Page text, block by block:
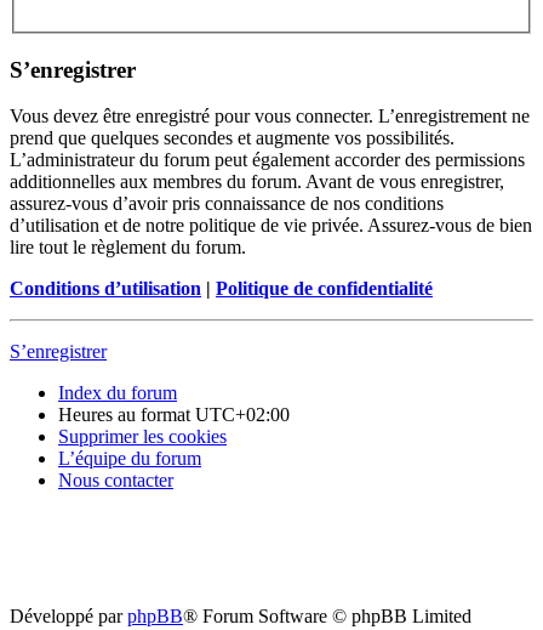
S’enregistrer
Vous devez être enregistré pour vous connecter. L’enregistrement ne
prend que quelques secondes et augmente vos possibilités.
L’administrateur du forum peut également accorder des permissions
additionnelles aux membres du forum. Avant de vous enregistrer,
assurez-vous d’avoir pris connaissance de nos conditions
d’utilisation et de notre politique de vie privée. Assurez-vous de bien
lire tout le règlement du forum.
Conditions d’utilisation | Politique de confidentialité
S’enregistrer
Index du forum
Heures au format UTC+02:00
Supprimer les cookies
L’équipe du forum
Nous contacter
Développé parphpBB® Forum Software © phpBB Limited